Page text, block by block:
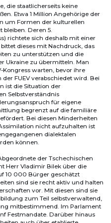
die staatlicherseits keine
Etwa 1 Million Angehörige der
um Formen der kulturellen
Deren 5.
richtete sich deshalb mit einer
dieses mit Nachdruck, das
zu unterstützen und die
Ukraine zu übermitteln. Man
Kongress warten, bevor ihre
FUEV verabschiedet wird. Bei
ist die Situation der
Selbstverständnis
für eigene
begrenzt auf die familiäre
Bei diesen Minderheiten
nicht aufzuhalten ist
dialektalen
können.
der Tschechischen
Herr Vladimir Bilek über die
10 000 Bürger geschätzt
sind sie recht aktiv und halten
vor. Mit diesen sind sie
zum Teil selbstverwaltend,
mitbestimmend. Im Parlament
Festmandate. Darüber hinaus